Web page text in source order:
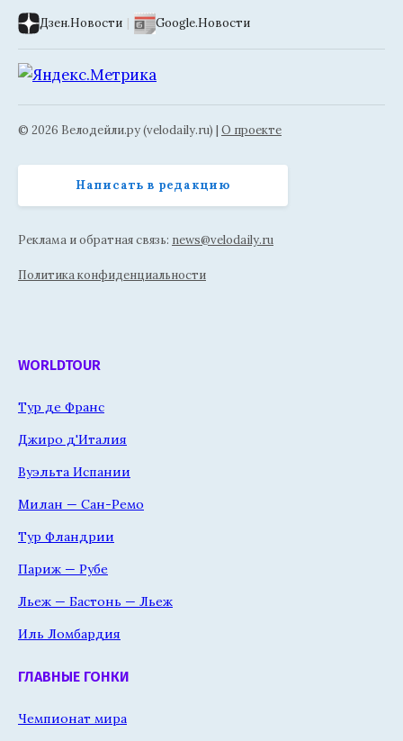
Дзен.Новости | Google.Новости
© 2026 Велодейли.ру (velodaily.ru) | О проекте
Написать в редакцию
Реклама и обратная связь: news@velodaily.ru
Политика конфиденциальности
WORLDTOUR
Тур де Франс
Джиро д'Италия
Вуэльта Испании
Милан — Сан-Ремо
Тур Фландрии
Париж — Рубе
Льеж — Бастонь — Льеж
Иль Ломбардия
ГЛАВНЫЕ ГОНКИ
Чемпионат мира